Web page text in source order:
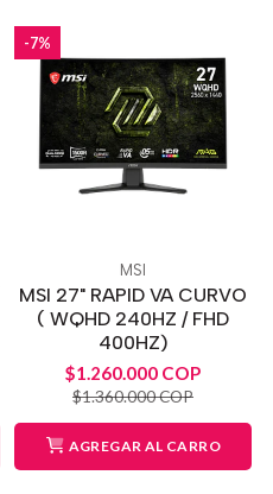
-7%
MSI
MSI 27" RAPID VA CURVO
( WQHD 240HZ / FHD
400HZ)
$1.260.000 COP
$1.360.000 COP
AGREGAR AL CARRO